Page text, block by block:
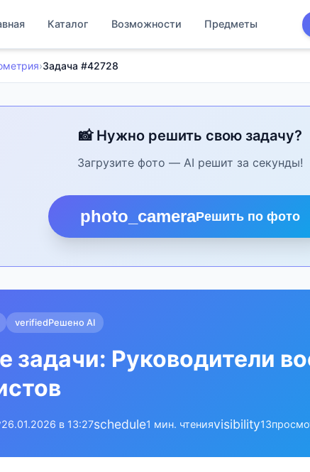
Каталог Возможности Предметы
›Задача #42728
📸 Нужно решить свою задачу?
Загрузите фото — AI решит за секунды!
photo_cameraРешить по фото
verifiedРешено AI
задачи: Руководители
26.01.2026 в 13:27schedule1 мин. чтенияvisibility13